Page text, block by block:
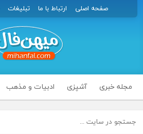
صفحه اصلی ارتباط با ما تبلیغات
مجله خبری آشپزی ادبیات و مذهب